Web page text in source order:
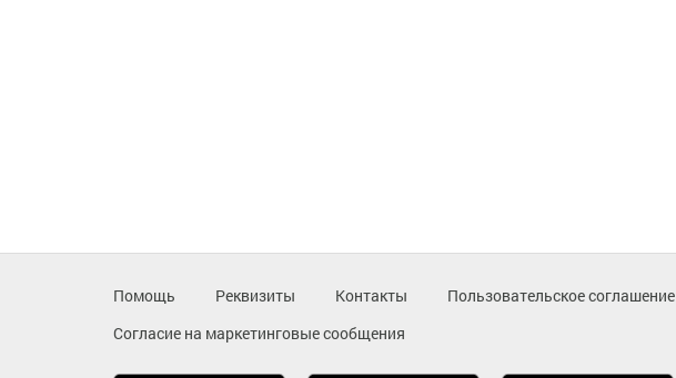
Помощь Реквизиты Контакты Пользовательское соглашение
Согласие на маркетинговые сообщения